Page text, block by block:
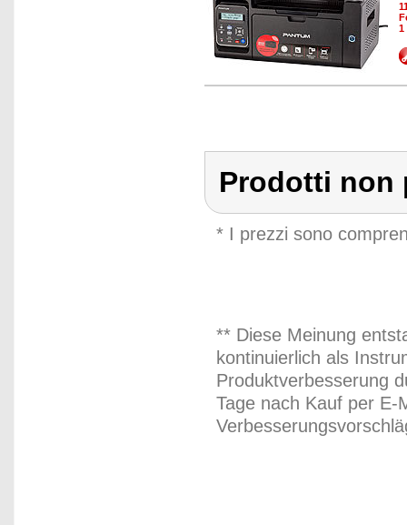
1
Prodotti non
* I prezzi sono
** Diese Meinung
kontinuierlich als
Produktverbesserung
Tage nach Kauf per E-